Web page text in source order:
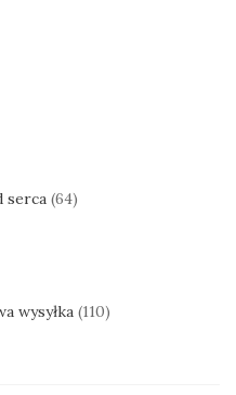
serca (64)
wysyłka (110)